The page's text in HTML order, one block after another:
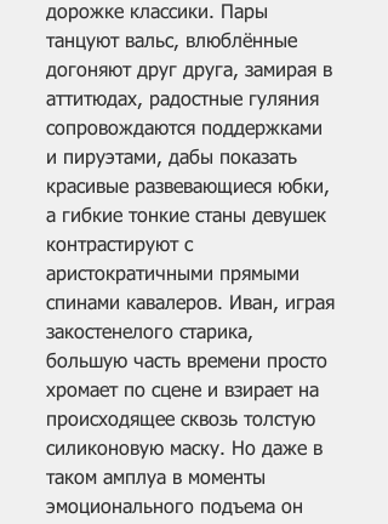
дорожке классики. Пары
танцуют вальс, влюблённые
догоняют друг друга, замирая в
аттитюдах, радостные гуляния
сопровождаются поддержками
и пируэтами, дабы показать
красивые развевающиеся юбки,
а гибкие тонкие станы девушек
контрастируют с
аристократичными прямыми
спинами кавалеров. Иван, играя
закостенелого старика,
большую часть времени просто
хромает по сцене и взирает на
происходящее сквозь толстую
силиконовую маску. Но даже в
таком амплуа в моменты
эмоционального подъема он